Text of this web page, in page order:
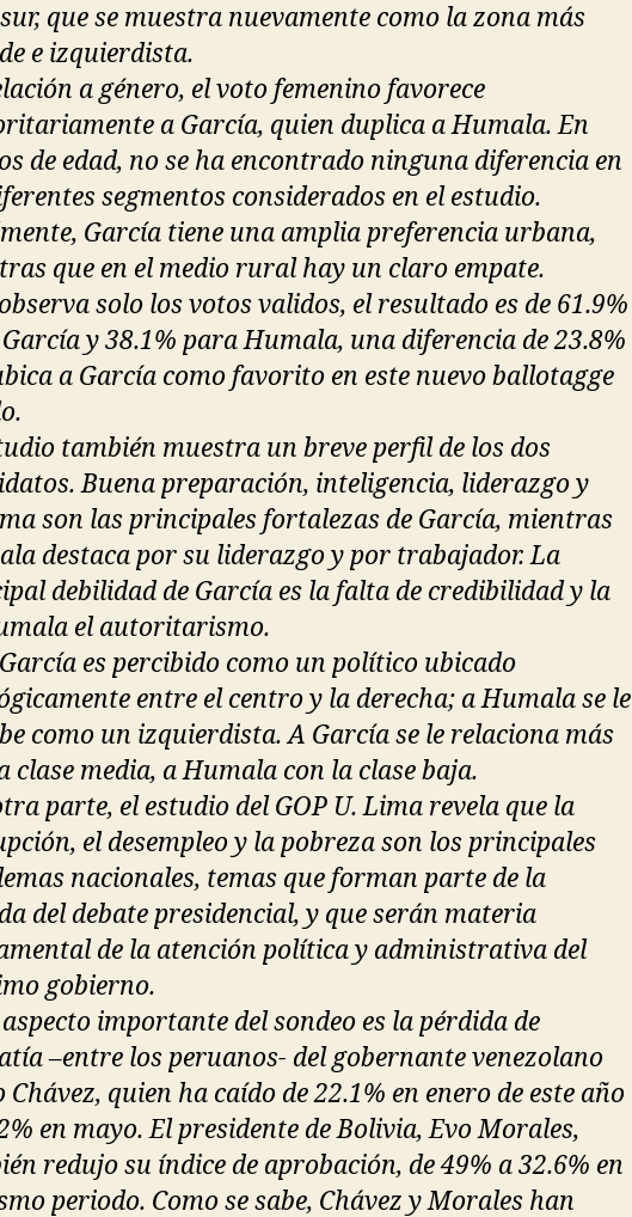
que se muestra nuevamente como la zona más
e izquierdista.
a género, el voto femenino favorece
a García, quien duplica a Humala. En
de edad, no se ha encontrado ninguna diferencia en
segmentos considerados en el estudio.
García tiene una amplia preferencia urbana,
que en el medio rural hay un claro empate.
solo los votos validos, el resultado es de 61.9%
y 38.1% para Humala, una diferencia de 23.8%
a García como favorito en este nuevo ballotagge
también muestra un breve perfil de los dos
Buena preparación, inteligencia, liderazgo y
son las principales fortalezas de García, mientras
destaca por su liderazgo y por trabajador. La
debilidad de García es la falta de credibilidad y la
el autoritarismo.
es percibido como un político ubicado
entre el centro y la derecha; a Humala se le
como un izquierdista. A García se le relaciona más
clase media, a Humala con la clase baja.
parte, el estudio del GOP U. Lima revela que la
el desempleo y la pobreza son los principales
nacionales, temas que forman parte de la
del debate presidencial, y que serán materia
de la atención política y administrativa del
gobierno.
importante del sondeo es la pérdida de
–entre los peruanos- del gobernante venezolano
Chávez, quien ha caído de 22.1% en enero de este año
en mayo. El presidente de Bolivia, Evo Morales,
redujo su índice de aprobación, de 49% a 32.6% en
periodo. Como se sabe, Chávez y Morales han